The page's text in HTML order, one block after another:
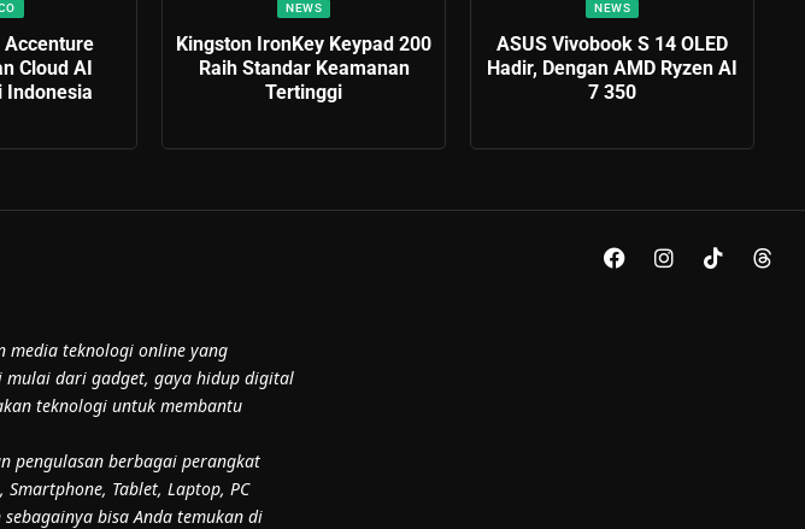
Accenture
Cloud AI
Indonesia
NEWS
Kingston IronKey Keypad 200
Raih Standar Keamanan
Tertinggi
NEWS
ASUS Vivobook S 14 OLED
Hadir, Dengan AMD Ryzen AI
7 350
media teknologi online yang
mulai dari gadget, gaya hidup digital
teknologi untuk membantu
pengulasan berbagai perangkat
Smartphone, Tablet, Laptop, PC
bisa Anda temukan di